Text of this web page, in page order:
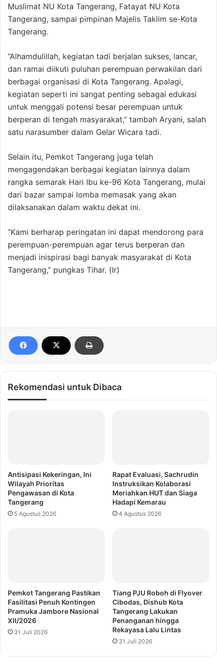
Muslimat NU Kota Tangerang, Fatayat NU Kota
Tangerang, sampai pimpinan Majelis Taklim se-Kota
Tangerang.
“Alhamdulillah, kegiatan tadi berjalan sukses, lancar,
dan ramai diikuti puluhan perempuan perwakilan dari
berbagai organisasi di Kota Tangerang. Apalagi,
kegiatan seperti ini sangat penting sebagai edukasi
untuk menggali potensi besar perempuan untuk
berperan di tengah masyarakat,” tambah Aryani, salah
satu narasumber dalam Gelar Wicara tadi.
Selain itu, Pemkot Tangerang juga telah
mengagendakan berbagai kegiatan lainnya dalam
rangka semarak Hari Ibu ke-96 Kota Tangerang, mulai
dari bazar sampai lomba memasak yang akan
dilaksanakan dalam waktu dekat ini.
“Kami berharap peringatan ini dapat mendorong para
perempuan-perempuan agar terus berperan dan
menjadi inispirasi bagi banyak masyarakat di Kota
Tangerang,” pungkas Tihar. (Ir)
Rekomendasi untuk Dibaca
Antisipasi Kekeringan, Ini
Wilayah Prioritas
Pengawasan di Kota
Tangerang
5 Agustus 2026
Rapat Evaluasi, Sachrudin
Instruksikan Kolaborasi
Meriahkan HUT dan Siaga
Hadapi Kemarau
4 Agustus 2026
Pemkot Tangerang Pastikan
Fasilitasi Penuh Kontingen
Pramuka Jambore Nasional
XII/2026
31 Juli 2026
Tiang PJU Roboh di Flyover
Cibodas, Dishub Kota
Tangerang Lakukan
Penanganan hingga
Rekayasa Lalu Lintas
31 Juli 2026